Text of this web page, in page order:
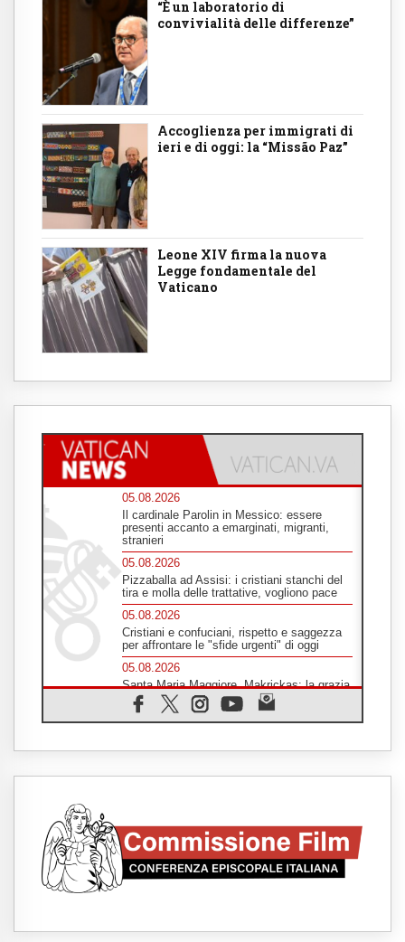
“È un laboratorio di
convivialità delle differenze”
Accoglienza per immigrati di
ieri e di oggi: la “Missão Paz”
Leone XIV firma la nuova
Legge fondamentale del
Vaticano
05.08.2026
Il cardinale Parolin in Messico: essere
presenti accanto a emarginati, migranti,
stranieri
05.08.2026
Pizzaballa ad Assisi: i cristiani stanchi del
tira e molla delle trattative, vogliono pace
05.08.2026
Cristiani e confuciani, rispetto e saggezza
per affrontare le "sfide urgenti" di oggi
05.08.2026
Santa Maria Maggiore, Makrickas: la grazia
di Dio scende ancora sul mondo
05.08.2026
social non saziano, vogliamo cose grandi"
05.08.2026
05.08.2026
Dal Papa all'udienza generale la forza del
"circolo degli eroi"
pace